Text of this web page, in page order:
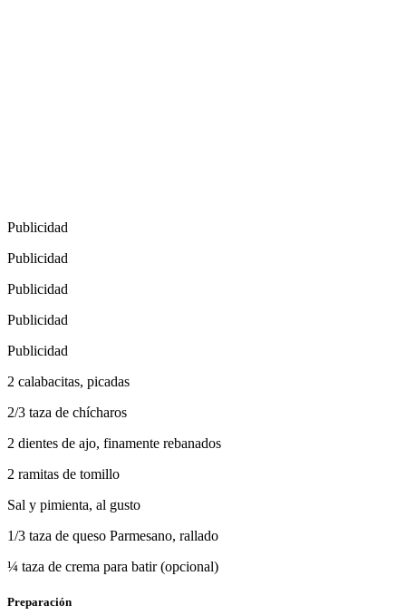
Publicidad
Publicidad
Publicidad
Publicidad
Publicidad
2 calabacitas, picadas
2/3 taza de chícharos
2 dientes de ajo, finamente rebanados
2 ramitas de tomillo
Sal y pimienta, al gusto
1/3 taza de queso Parmesano, rallado
¼ taza de crema para batir (opcional)
Preparación